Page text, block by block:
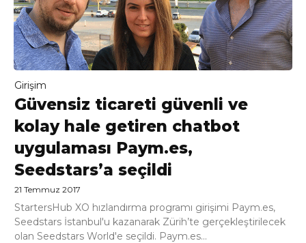
Girişim
Güvensiz ticareti güvenli ve
kolay hale getiren chatbot
uygulaması Paym.es,
Seedstars’a seçildi
21 Temmuz 2017
StartersHub XO hızlandırma programı girişimi Paym.es,
Seedstars İstanbul'u kazanarak Zürih’te gerçekleştirilecek
olan Seedstars World'e seçildi. Paym.es...